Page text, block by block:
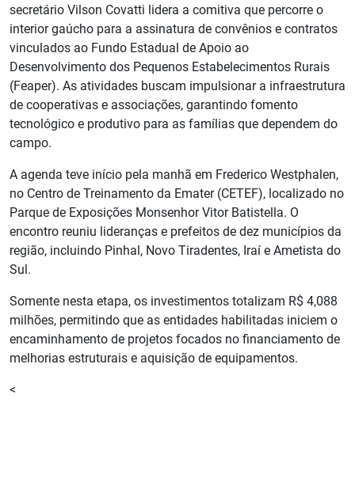
secretário Vilson Covatti lidera a comitiva que percorre o
interior gaúcho para a assinatura de convênios e contratos
vinculados ao Fundo Estadual de Apoio ao
Desenvolvimento dos Pequenos Estabelecimentos Rurais
(Feaper). As atividades buscam impulsionar a infraestrutura
de cooperativas e associações, garantindo fomento
tecnológico e produtivo para as famílias que dependem do
campo.
A agenda teve início pela manhã em Frederico Westphalen,
no Centro de Treinamento da Emater (CETEF), localizado no
Parque de Exposições Monsenhor Vitor Batistella. O
encontro reuniu lideranças e prefeitos de dez municípios da
região, incluindo Pinhal, Novo Tiradentes, Iraí e Ametista do
Sul.
Somente nesta etapa, os investimentos totalizam R$ 4,088
milhões, permitindo que as entidades habilitadas iniciem o
encaminhamento de projetos focados no financiamento de
melhorias estruturais e aquisição de equipamentos.
<